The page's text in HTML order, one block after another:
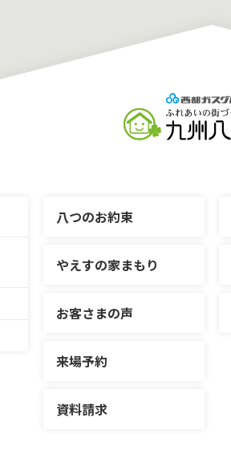
八つのお約束
やえすの家まもり
お客さまの声
来場予約
資料請求